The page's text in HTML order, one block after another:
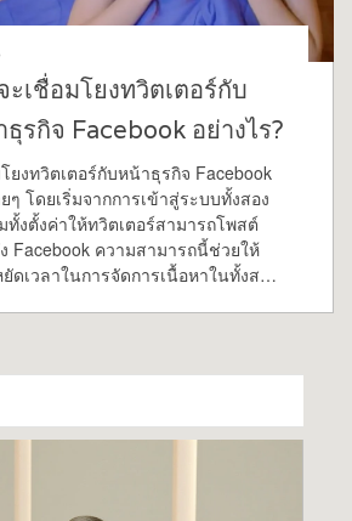
เชื่อมโยงทวิตเตอร์กับ
รกิจ Facebook อย่างไร?
ยงทวิตเตอร์กับหน้าธุรกิจ Facebook
โดยเริ่มจากการเข้าสู่ระบบทั้งสอง
งตั้งค่าให้ทวิตเตอร์สามารถโพสต์
Facebook ความสามารถนี้ช่วยให้
ดเวลาในการจัดการเนื้อหาในทั้งสอง